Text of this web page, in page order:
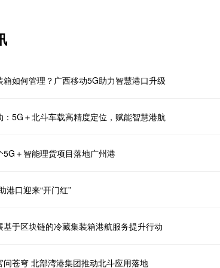
箱如何管理？广西移动5G助力智慧港口升级
：5G＋北斗车载高精度定位，赋能智慧港航
5G＋智能理货项目落地广州港
港口迎来“开门红”
基于区块链的冷藏集装箱港航服务提升行动
问苍穹 北部湾港集团推动北斗应用落地